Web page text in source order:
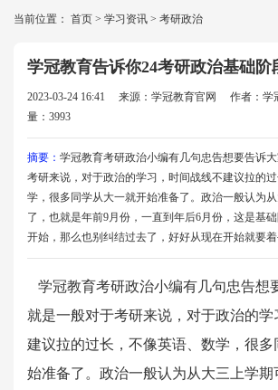
当前位置： 首页 > 学习资讯 > 考研政治
学冠教育告诉你24考研政治基础阶
2023-03-24 16:41 来源：学冠教育官网 作者：学
量：3993
摘要： 学冠教育考研政治小编有几句忠告想要告诉
考研来说，对于政治的学习，时间战线不建议拉的
学，很多同学从大一就开始准备了。政治一般认为
了，也就是年前9月份，一直到年后6月份，这是基
开始，那么也别纠结过去了，好好从现在开始就要着
学冠教育考研政治小编有几句忠告想
就是一般对于考研来说，对于政治的学
建议拉的过长，不像英语、数学，很
始准备了。政治一般认为从大三上学